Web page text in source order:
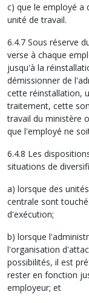
c) que le employé a
unité de travail.
6.4.7 Sous réserve
verse à chaque
jusqu'à la
démissionner de
cette réinstallation,
traitement, cette
travail du ministère
que l'employé ne
6.4.8 Les
situations de
a) lorsque des
centrale sont
d'exécution;
b) lorsque
l'organisation
possibilités, il est
rester en fonction
employeur; et